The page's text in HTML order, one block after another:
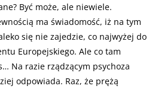
Być może, ale niewiele.
ma świadomość, iż na tym
się nie zajedzie, co najwyżej do
Europejskiego. Ale co tam
Na razie rządzącym psychoza
odpowiada. Raz, że prężą